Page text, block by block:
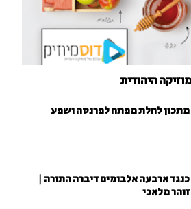
היהודית
מתכון לחלת מפתח לפרנסה ושפע
כנגד ארבעה אלבומים דיברה התורה |
זוהר מלאכי